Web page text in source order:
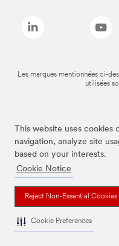
This website uses
navigation, analyze site
based on your interests.
Cookie Notice
Reject Non-Essential Cookies
Cookie Preferences
Les marques mentionnées ci-
utilisées